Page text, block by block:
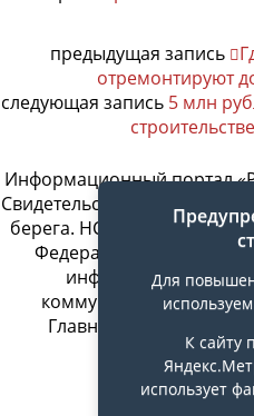
предыдущая запись
отремонтируют
следующая запись 5 млн
Информационный портал
Свидетельство о
берега. НСК»: Эл № ФС77-
Федеральной службой
информационных
коммуникаций.
Главный редактор
Для
К сайту
использует